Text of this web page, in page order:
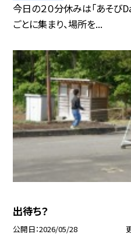
今日の２０分休みは「あそび
ごとに集まり、場所を...
出待ち？
公開日 2026/05/28